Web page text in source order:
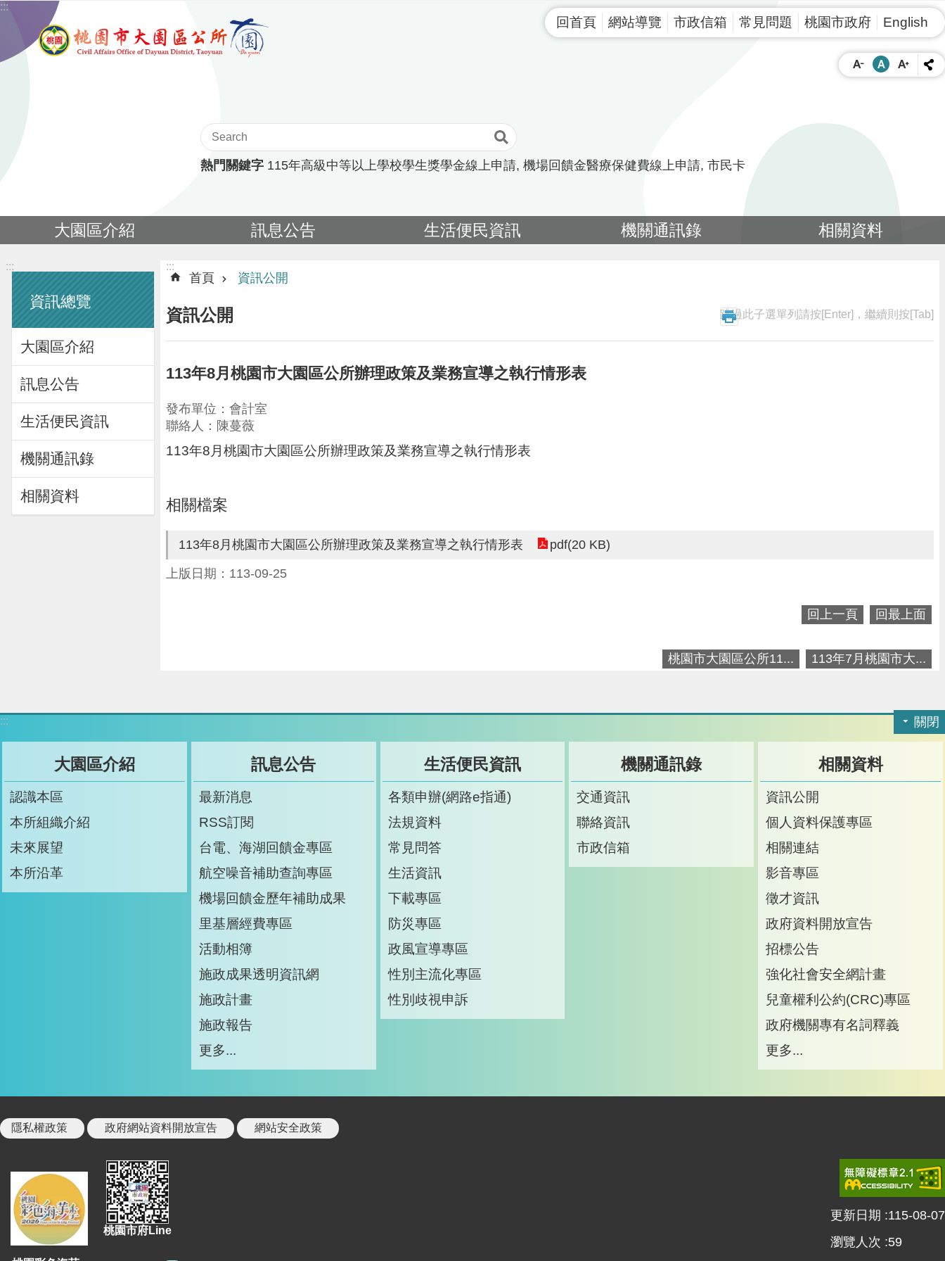
跳到主要內容區塊
:::
回首頁 網站導覽 市政信箱 常見問題 桃園市政府 English
熱門關鍵字 115年高級中等以上學校學生獎學金線上申請 機場回饋金醫療保健費線上申請 市民卡
大園區介紹 訊息公告 生活便民資訊 機關通訊錄 相關資料
:::
資訊總覽
大園區介紹
訊息公告
生活便民資訊
機關通訊錄
相關資料
:::
首頁 資訊公開
資訊公開 跳過此子選單列請按[Enter]，繼續則按[Tab]
113年8月桃園市大園區公所辦理政策及業務宣導之執行情形表
發布單位：會計室
聯絡人：陳蔓薇
113年8月桃園市大園區公所辦理政策及業務宣導之執行情形表
相關檔案
113年8月桃園市大園區公所辦理政策及業務宣導之執行情形表 pdf(20 KB)
上版日期：113-09-25
回上一頁 回最上面
桃園市大園區公所11... 113年7月桃園市大...
關閉
:::
大園區介紹
認識本區
本所組織介紹
未來展望
本所沿革
訊息公告
最新消息
RSS訂閱
台電、海湖回饋金專區
航空噪音補助查詢專區
機場回饋金歷年補助成果
里基層經費專區
活動相簿
施政成果透明資訊網
施政計畫
施政報告
更多...
生活便民資訊
各類申辦(網路e指通)
法規資料
常見問答
生活資訊
下載專區
防災專區
政風宣導專區
性別主流化專區
性別歧視申訴
機關通訊錄
交通資訊
聯絡資訊
市政信箱
相關資料
資訊公開
個人資料保護專區
相關連結
影音專區
徵才資訊
政府資料開放宣告
招標公告
強化社會安全網計畫
兒童權利公約(CRC)專區
政府機關專有名詞釋義
更多...
隱私權政策 政府網站資料開放宣告 網站安全政策
桃園市府Line
更新日期 115-08-07
瀏覽人次
59